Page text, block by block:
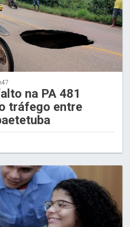
na PA 481
tráfego entre